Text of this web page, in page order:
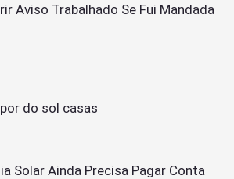
Aviso Trabalhado Se Fui Mandada
Solar Ainda Precisa Pagar Conta